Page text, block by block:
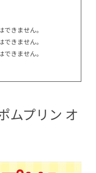
きません。
きません。
きません。
ムプリン オ